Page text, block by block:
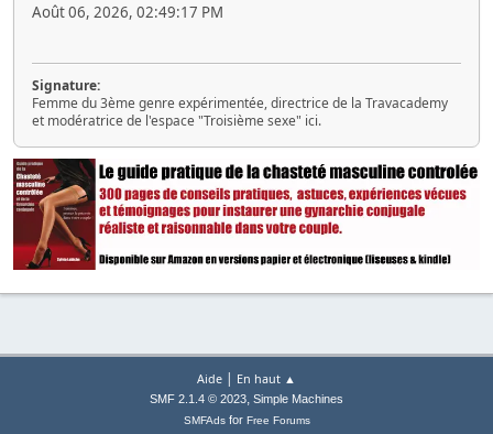
Août 06, 2026, 02:49:17 PM
Signature:
Femme du 3ème genre expérimentée, directrice de la Travacademy
et modératrice de l'espace "Troisième sexe" ici.
Aide | En haut ▲
SMF 2.1.4 © 2023, Simple Machines
SMFAdsfor Free Forums